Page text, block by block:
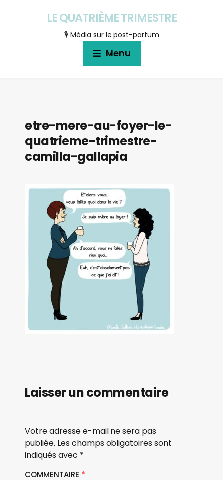
LE QUATRIÈME TRIMESTRE
🎙 Média sur le post-partum
Menu
etre-mere-au-foyer-le-
quatrieme-trimestre-
camilla-gallapia
Laisser un commentaire
Votre adresse e-mail ne sera pas
publiée. Les champs obligatoires sont
indiqués avec *
COMMENTAIRE *